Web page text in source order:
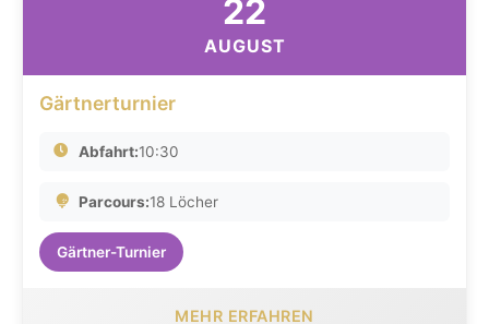
22
AUGUST
Gärtnerturnier
Abfahrt:10:30
Parcours:18 Löcher
Gärtner-Turnier
MEHR ERFAHREN